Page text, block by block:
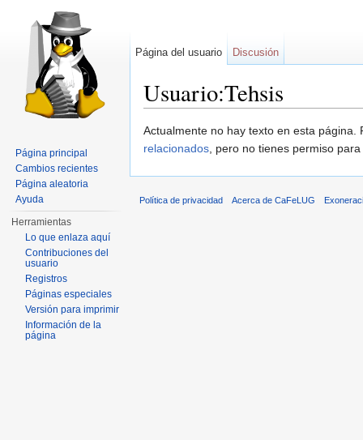
Usuario:Tehsis
Actualmente no hay texto en esta página.
relacionados, pero no tienes permiso
Página del usuario Discusión
Página principal
Cambios recientes
Página aleatoria
Ayuda
Herramientas
Lo que enlaza aquí
Contribuciones del
usuario
Registros
Páginas especiales
Versión para imprimir
Información de la
página
Política de privacidad Acerca de CaFeLUG